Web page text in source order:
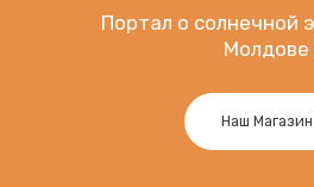
Портал о солнечной
Молдове
Наш Магазин